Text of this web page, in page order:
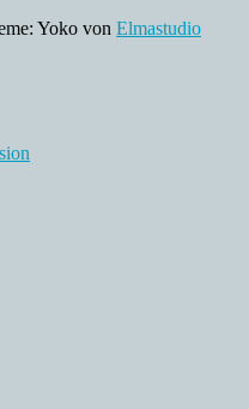
Yoko von Elmastudio